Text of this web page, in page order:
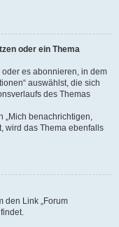
oder ein Thema
es abonnieren, in dem
auswählst, die sich
des Themas
„Mich benachrichtigen,
wird das Thema ebenfalls
den Link „Forum